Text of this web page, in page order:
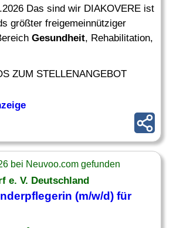
Das sind wir DIAKOVERE ist
größter freigemeinnütziger
Gesundheit, Rehabilitation,
ZUM STELLENANGEBOT
bei Neuvoo.com gefunden
e. V. Deutschland
(m/w/d) für